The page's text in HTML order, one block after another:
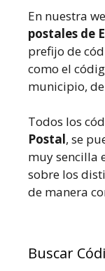
En nuestra
postales de
prefijo de
como el
municipio,
Todos los
Postal, se
muy sencilla
sobre los
de manera
Buscar